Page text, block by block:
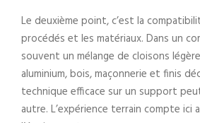
Le deuxième point, c’est la
procédés et les matériaux. Dans un
souvent un mélange de cloisons
aluminium, bois, maçonnerie et finis
technique efficace sur un support
autre. L’expérience terrain compte ici